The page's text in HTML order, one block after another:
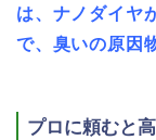
は、ナノダイヤ
で、臭いの原因
プロに頼むと